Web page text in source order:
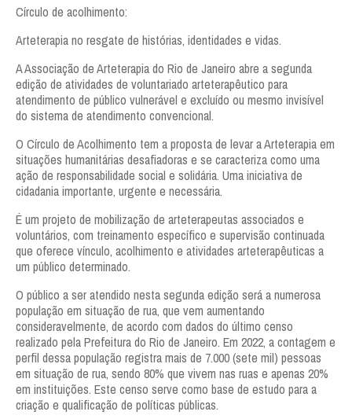
Associadas (os) AARJ
Eventos
Blog
Contato
Círculo de acolhimento:
Arteterapia no resgate de histórias, identidades e vidas.
A Associação de Arteterapia do Rio de Janeiro abre a segunda
edição de atividades de voluntariado arteterapêutico para
atendimento de público vulnerável e excluído ou mesmo invisível
do sistema de atendimento convencional.
O Círculo de Acolhimento tem a proposta de levar a Arteterapia em
situações humanitárias desafiadoras e se caracteriza como uma
ação de responsabilidade social e solidária. Uma iniciativa de
cidadania importante, urgente e necessária.
É um projeto de mobilização de arteterapeutas associados e
voluntários, com treinamento específico e supervisão continuada
que oferece vínculo, acolhimento e atividades arteterapêuticas a
um público determinado.
O público a ser atendido nesta segunda edição será a numerosa
população em situação de rua, que vem aumentando
consideravelmente, de acordo com dados do último censo
realizado pela Prefeitura do Rio de Janeiro. Em 2022, a contagem e
perfil dessa população registra mais de 7.000 (sete mil) pessoas
em situação de rua, sendo 80% que vivem nas ruas e apenas 20%
em instituições. Este censo serve como base de estudo para a
criação e qualificação de políticas públicas.